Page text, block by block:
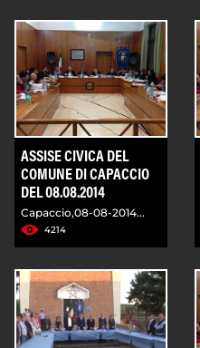
ASSISE CIVICA DEL
COMUNE DI CAPACCIO
DEL 08.08.2014
Capaccio,08-08-2014...
4214